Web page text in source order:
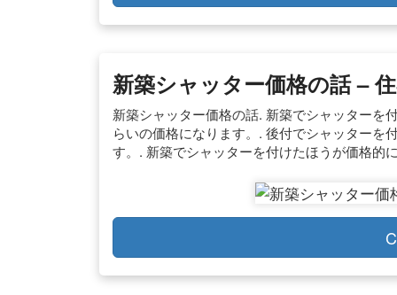
新築シャッター価格の話 –
新築シャッター価格の話. 新築でシャッターを
らいの価格になります。. 後付でシャッターを
す。. 新築でシャッターを付けたほうが価格的